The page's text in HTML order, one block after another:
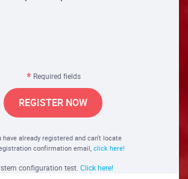
Required fields
REGISTER NOW
have already registered and can't locate
confirmation email, click here!
configuration test. Click here!